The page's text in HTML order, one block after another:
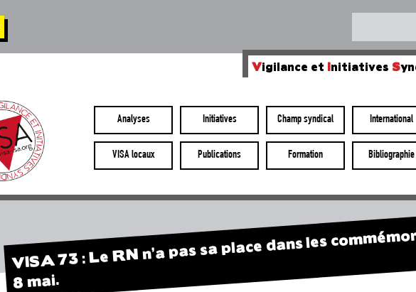
Vigilance et Initiatives S
Analyses Initiatives Champ syndical International
VISA locaux Publications Formation Bibliographie
VISA 73 : Le RN n’a pas sa place dans les
8 mai.